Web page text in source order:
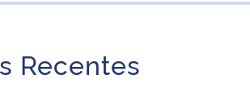
Recentes